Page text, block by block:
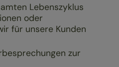
Lebenszyklus
oder
für unsere Kunden
zur